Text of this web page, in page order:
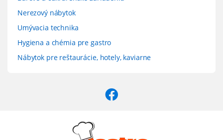
Nerezový nábytok
Umývacia technika
Hygiena a chémia pre gastro
Nábytok pre reštaurácie, hotely, kaviarne